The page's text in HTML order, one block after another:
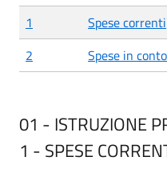
1
Spese correnti
2
Spese in
01 - ISTRUZIONE
1 - SPESE